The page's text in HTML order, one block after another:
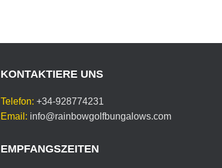
KONTAKTIERE UNS
Telefon: +34-928774231
Email: info@rainbowgolfbungalows.com
EMPFANGSZEITEN